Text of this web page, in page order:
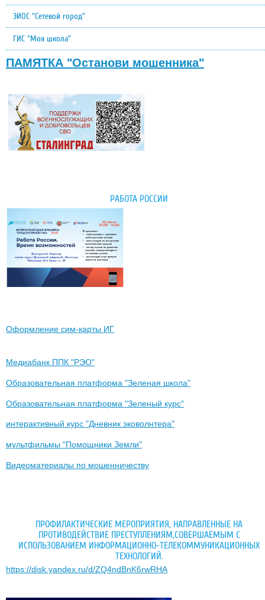
ЭИОС "Сетевой город"
ГИС "Моя школа"
ПАМЯТКА "Останови мошенника"
РАБОТА РОССИИ
Оформление сим-карты ИГ
Медиабанк ППК "РЭО"
Образовательная платформа "Зеленая школа"
Образовательная платформа "Зеленый курс"
интерактивный курс "Дневник эковолнтера"
мультфильмы "Помощники Земли"
Видеоматериалы по мошенничеству
ПРОФИЛАКТИЧЕСКИЕ МЕРОПРИЯТИЯ, НАПРАВЛЕННЫЕ НА
ПРОТИВОДЕЙСТВИЕ ПРЕСТУПЛЕНИЯМ,СОВЕРШАЕМЫМ С
ИСПОЛЬЗОВАНИЕМ ИНФОРМАЦИОННО-ТЕЛЕКОММУНИКАЦИОННЫХ
ТЕХНОЛОГИЙ.
https://disk.yandex.ru/d/ZQ4ndBnK6rwRHA